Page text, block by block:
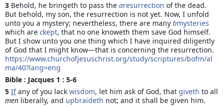
3 Behold, he bringeth to pass the aresurrection of the dead.
But behold, my son, the resurrection is not yet. Now, I unfold
unto you a mystery; nevertheless, there are many bmysteries
which are ckept, that no one knoweth them save God himself.
But I show unto you one thing which I have inquired diligently
https://www.churchofjesuschrist.org/study/scriptures/bofm/al
ma/40?lang=eng
Bible : Jacques 1 : 5-6
5 If any of you lack wisdom, let him ask of God, that giveth
men liberally, and upbraideth not; and it shall be given him.